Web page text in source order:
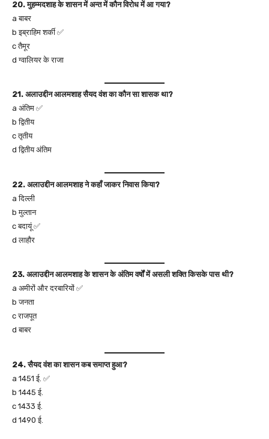
20. मुहम्मदशाह के शासन में अन्त में कौन विरोध में आ गया?
a बाबर
b इब्राहिम शर्की ✅
c तैमूर
d ग्वालियर के राजा
21. अलाउद्दीन आलमशाह सैयद वंश का कौन सा शासक था?
a अंतिम ✅
b द्वितीय
c तृतीय
d द्वितीय अंतिम
22. अलाउद्दीन आलमशाह ने कहाँ जाकर निवास किया?
a दिल्ली
b मुल्तान
c बदायूं ✅
d लाहौर
23. अलाउद्दीन आलमशाह के शासन के अंतिम वर्षों में असली शक्ति किसके पास थी?
a अमीरों और दरबारियों ✅
b जनता
c राजपूत
d बाबर
24. सैयद वंश का शासन कब समाप्त हुआ?
a 1451 ई. ✅
b 1445 ई.
c 1433 ई.
d 1490 ई.